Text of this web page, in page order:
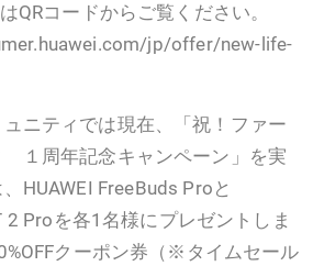
QRコードからご覧ください。
jp/offer/new-life-
ニティでは現在、「祝！ファー
１周年記念キャンペーン」を実
HUAWEI FreeBuds Proと
2 Proを各1名様にプレゼントしま
クーポン券（※タイムセール